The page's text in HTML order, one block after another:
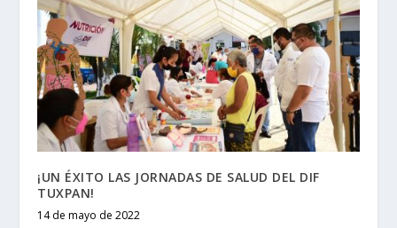
¡UN ÉXITO LAS JORNADAS DE SALUD DEL DIF
TUXPAN!
14 de mayo de 2022